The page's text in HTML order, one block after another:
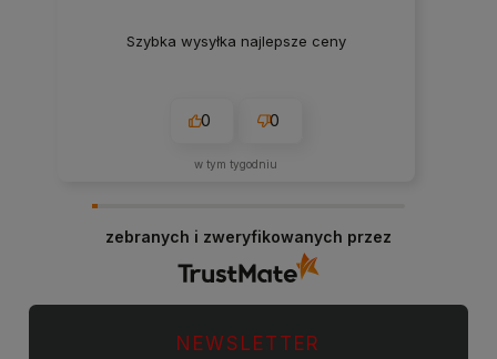
Szybka wysyłka najlepsze ceny
0 0
w tym tygodniu
zebranych i zweryfikowanych przez
NEWSLETTER